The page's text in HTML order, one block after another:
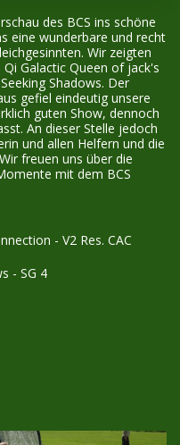
des BCS ins schöne
eine wunderbare und recht
Wir zeigten
Galactic Queen of jack's
Shadows. Der
gefiel eindeutig unsere
guten Show, dennoch
An dieser Stelle jedoch
und allen Helfern und die
freuen uns über die
mit dem BCS
- V2 Res. CAC
- SG 4